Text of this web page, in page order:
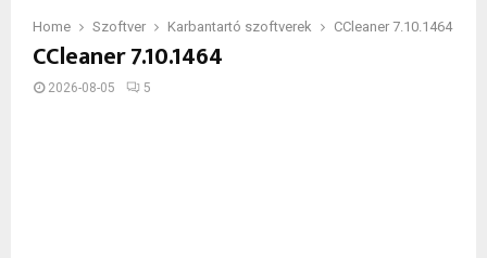
Home Szoftver Karbantartó szoftverek CCleaner 7.10.1464
CCleaner 7.10.1464
2026-08-05 5